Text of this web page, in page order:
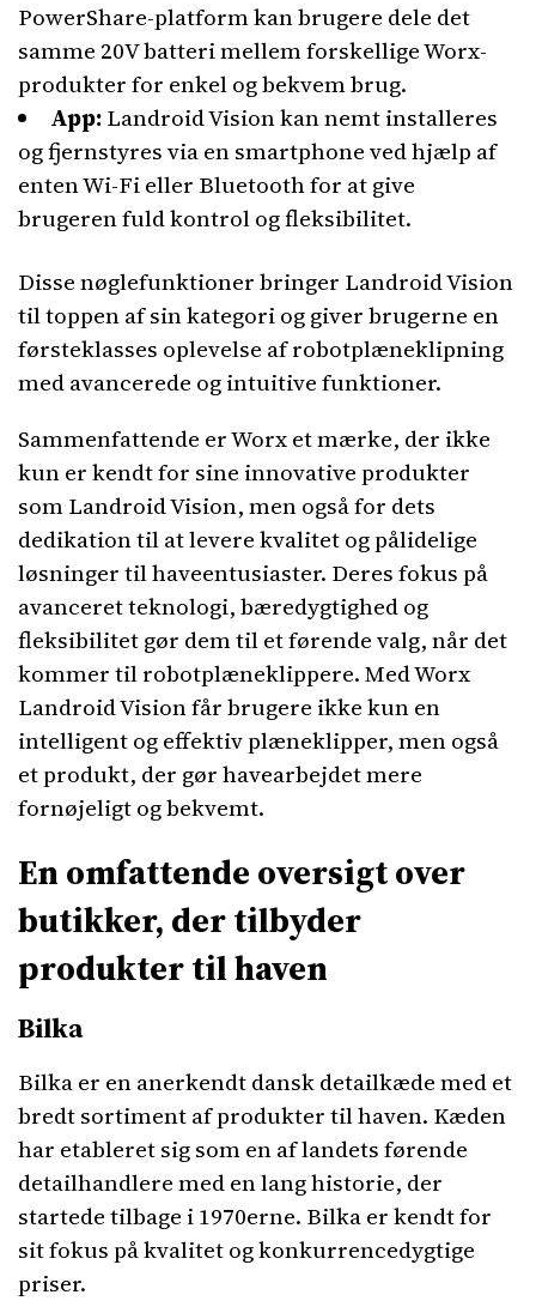
PowerShare-platform kan brugere dele det
samme 20V batteri mellem forskellige Worx-
produkter for enkel og bekvem brug.
App:Landroid Vision kan nemt installeres
og fjernstyres via en smartphone ved hjælp af
enten Wi-Fi eller Bluetooth for at give
brugeren fuld kontrol og fleksibilitet.
Disse nøglefunktioner bringer Landroid Vision
til toppen af ​​sin kategori og giver brugerne en
førsteklasses oplevelse af robotplæneklipning
med avancerede og intuitive funktioner.
Sammenfattende er Worx et mærke, der ikke
kun er kendt for sine innovative produkter
som Landroid Vision, men også for dets
dedikation til at levere kvalitet og pålidelige
løsninger til haveentusiaster. Deres fokus på
avanceret teknologi, bæredygtighed og
fleksibilitet gør dem til et førende valg, når det
kommer til robotplæneklippere. Med Worx
Landroid Vision får brugere ikke kun en
intelligent og effektiv plæneklipper, men også
et produkt, der gør havearbejdet mere
fornøjeligt og bekvemt.
En omfattende oversigt over
butikker, der tilbyder
produkter til haven
Bilka
Bilka er en anerkendt dansk detailkæde med et
bredt sortiment af produkter til haven. Kæden
har etableret sig som en af landets førende
detailhandlere med en lang historie, der
startede tilbage i 1970erne. Bilka er kendt for
sit fokus på kvalitet og konkurrencedygtige
priser.